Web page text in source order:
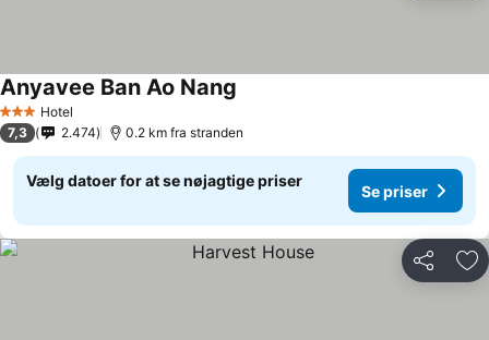
3 StjernerHotel
Anyavee Ban Ao Nang
7,3 2.474 0.2 km fra stranden
Vælg datoer for at se nøjagtige priser
Se priser
Del